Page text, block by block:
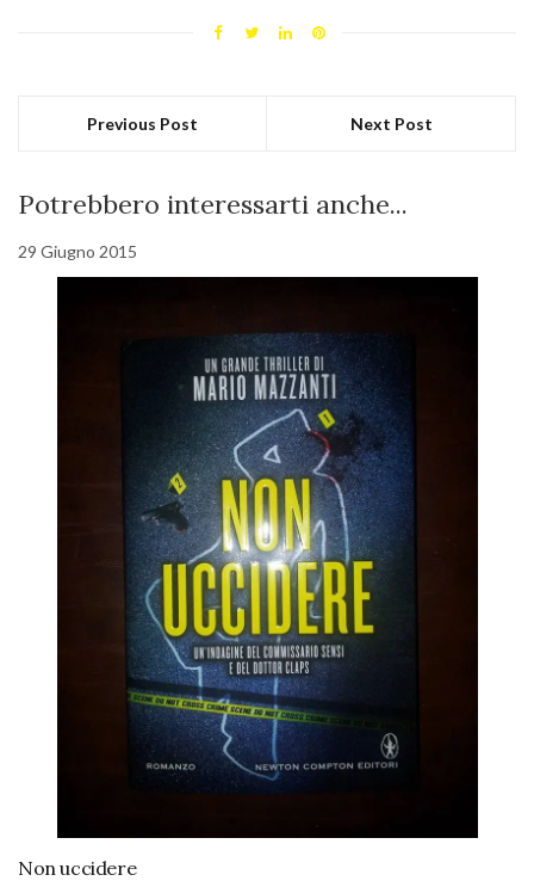
Previous Post Next Post
Potrebbero interessarti anche...
29 Giugno 2015
Non uccidere